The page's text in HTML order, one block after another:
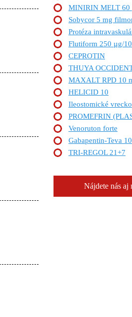
MINIRIN MELT 60
Sobycor 5 mg
Protéza
Flutiform 250 µg/
CEPROTIN
THUYA
MAXALT RPD 10
HELICID 10
Ileostomické vrecko
PROMEFRIN
Venoruton forte
Gabapentin-Teva
TRI-REGOL 21+7
Nájdete nás aj